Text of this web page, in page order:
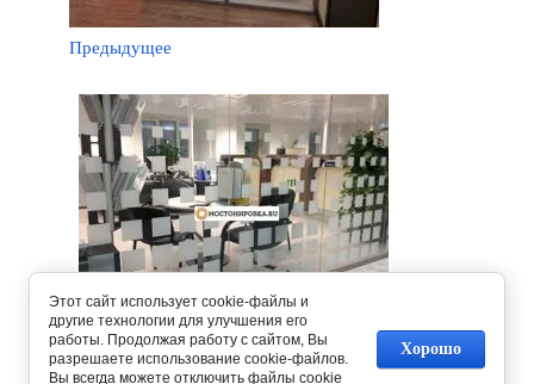
Предыдущее
Следующее
Этот сайт использует cookie-файлы и
другие технологии для улучшения его
работы. Продолжая работу с сайтом, Вы
разрешаете использование cookie-файлов.
Вы всегда можете отключить файлы cookie
Хорошо